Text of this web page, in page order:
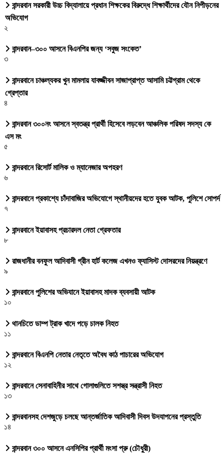
বান্দরবান সরকারী উচ্চ বিদ্যালায়ে প্রধান শিক্ষকের বিরুদ্ধে শিক্ষার্থীদের যৌন নিপীড়নের
অভিযোগ
২
বান্দরবান–৩০০ আসনে বিএনপির জন্য ‘সবুজ সংকেত’
৩
বান্দরবানে চাঞ্চল্যকর খুন মামলায় যাবজ্জীবন সাজাপ্রাপ্ত আসামি চট্টগ্রাম থেকে
গ্রেপ্তার
৪
বান্দরবান ৩০০নং আসনে স্বতন্ত্র প্রার্থী হিসেবে লড়বেন আঞ্চলিক পরিষদ সদস্য কে
এস মং
৫
বান্দরবানে রিসোর্ট মালিক ও ম্যানেজার অপহরণ
৬
বান্দরবানে প্রকাশ্যে চাঁদাবাজির অভিযোগে স্থানীয়দের হতে যুবক আটক, পুলিশে সোপর্দ
৭
বান্দরবানে ইয়াবাসহ প্রচারদল নেতা গ্রেফতার
৮
রাজধানীর বনফুল আদিবাসী গ্রীন হার্ট কলেজ এখনও ফ্যাসিস্ট দোসরদের নিয়ন্ত্রণে
৯
বান্দরবানে পুলিশের অভিযানে ইয়াবাসহ মাদক ব্যবসায়ী আটক
১০
থানচিতে ডাম্প ট্রাক খাদে পড়ে চালক নিহত
১১
বান্দরবানে বিএনপি নেতার নেতৃতে অবৈধ কাঠ পাচারের অভিযোগ
১২
বান্দরবানে সেনাবাহিনীর সাথে গোলাগুলিতে সশস্ত্র সন্ত্রাসী নিহত
১৩
বান্দরবানসহ দেশজুড়ে চলছে আন্তর্জাতিক আদিবাসী দিবস উদযাপনের প্রস্তুতি
১৪
বান্দরবান ৩০০ আসনে এনসিপির প্রার্থী মংসা প্রু (চৌধুরী)